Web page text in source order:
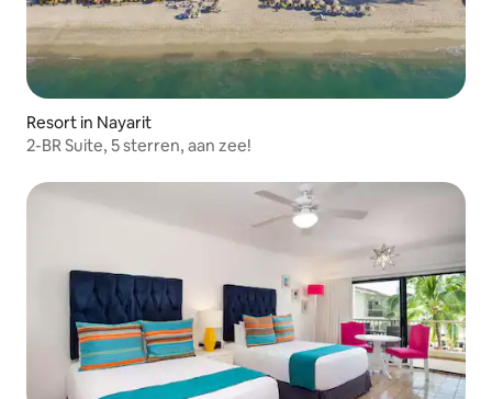
Resort in Nayarit
2-BR Suite, 5 sterren, aan zee!